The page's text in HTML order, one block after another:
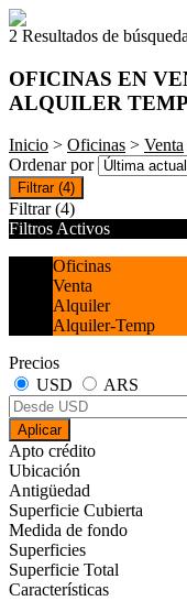
2 Resultados de búsqueda
OFICINAS EN
ALQUILER TEMP
Inicio > Oficinas > Venta
Ordenar por
Filtrar (4)
Filtrar (4)
Filtros Activos
Oficinas
Venta
Alquiler
Alquiler-Temp
Precios
USD
ARS
Aplicar
Apto crédito
Ubicación
Antigüedad
Superficie Cubierta
Medida de fondo
Superficies
Superficie Total
Características